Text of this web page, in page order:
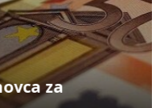
za